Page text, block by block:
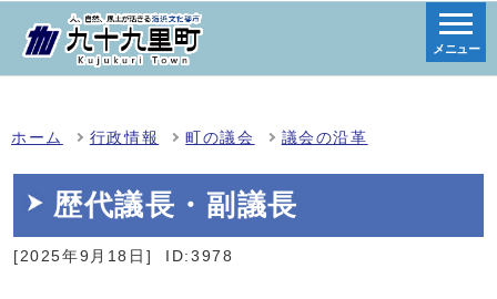
メニュー
ホーム 行政情報 町の議会 議会の沿革
歴代議長・副議長
[2025年9月18日] ID:3978